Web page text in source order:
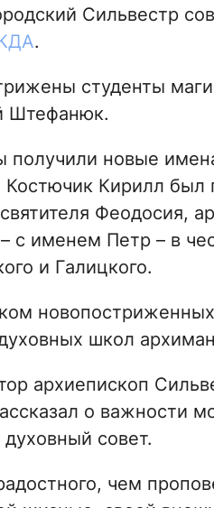
Сильвестр
.
студенты
Штефанюк.
получили новые
Костючик Кирилл
Феодосия,
с именем Петр – в
и Галицкого.
школ
архиепископ
о важности
совет.
чем